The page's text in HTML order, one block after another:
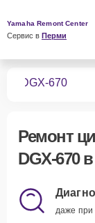
Yamaha Remont Center
Сервис в Перми
DGX-670
Ремонт
DGX-670в
даже при